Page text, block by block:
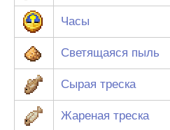
Часы
Светящаяся пыль
Сырая треска
Жареная треска